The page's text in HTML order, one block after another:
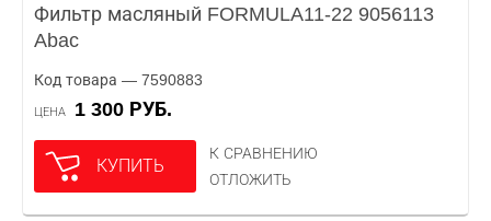
Фильтр масляный FORMULA11-22 9056113
Abac
Код товара — 7590883
ЦЕНА 1 300 РУБ.
КУПИТЬ
К СРАВНЕНИЮ
ОТЛОЖИТЬ